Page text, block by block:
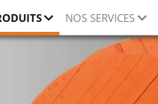
NOS SERVICES